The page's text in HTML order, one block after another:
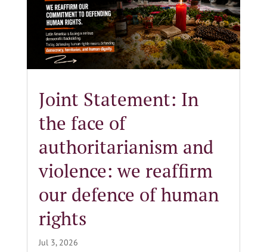
Joint Statement: In
the face of
authoritarianism and
violence: we reaffirm
our defence of human
rights
Jul 3, 2026